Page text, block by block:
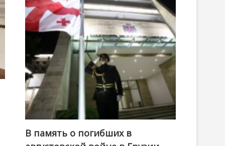
o
n
В память о погибших в